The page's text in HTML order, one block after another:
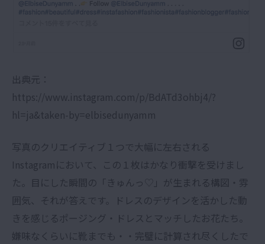
出典元：
https://www.instagram.com/p/BdATd3ohbj4/?
hl=ja&taken-by=elbisedunyamm
写真のクリエイティブ１つで大幅に左右される
Instagramにおいて、この１枚はかなり衝撃を受けまし
た。目にした瞬間の「きゅんっ♡」が生まれる構図・雰
囲気、それが答えです。ドレスのデザインを活かした動
きを感じるポージング・ドレスとマッチしたお花たち。
嫌味なくらいに靴までも・・完璧に計算され尽くしたで